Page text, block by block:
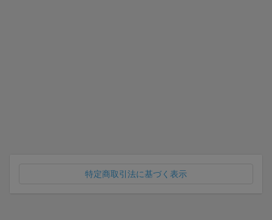
特定商取引法に基づく表示